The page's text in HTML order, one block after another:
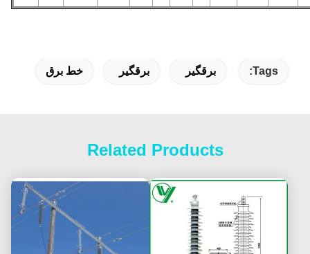
Tags: برقگیر برقگیر خط برق
Related Products